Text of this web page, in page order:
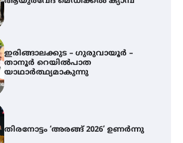
ഇരിങ്ങാലക്കുട – ഗുരുവായൂർ –
താനൂർ റെയിൽപാത
യാഥാർത്ഥ്യമാകുന്നു
തിരനോട്ടം ‘അരങ്ങ് 2026’ ഉണർന്നു